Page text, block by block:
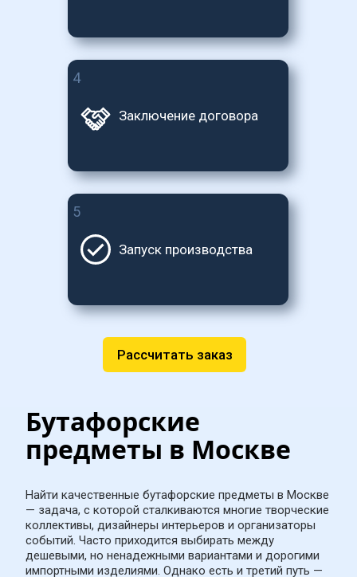
5
4
Заключение договора
Запуск производства
Рассчитать заказ
Бутафорские
предметы в Москве
Найти качественные бутафорские предметы в Москве
— задача, с которой сталкиваются многие творческие
коллективы, дизайнеры интерьеров и организаторы
событий. Часто приходится выбирать между
дешевыми, но ненадежными вариантами и дорогими
импортными изделиями. Однако есть и третий путь —